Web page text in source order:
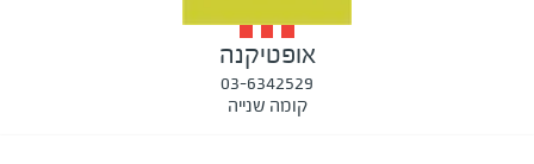
אופטיקנה
03-6342529
קומה שנייה